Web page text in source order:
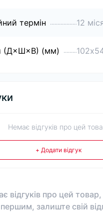
термін 12
(Д×Ш×В) (мм)
Немає відгуків про цей
+ Додати відгук
відгуків про цей
першим, залиште свій